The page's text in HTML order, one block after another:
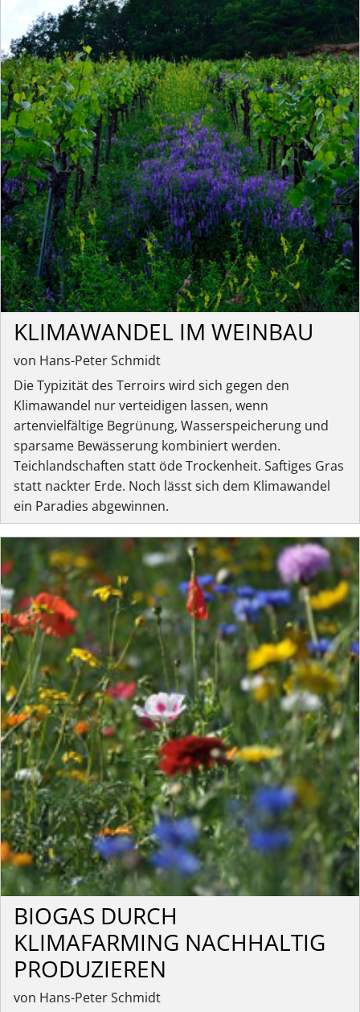
KLIMAWANDEL IM WEINBAU
von Hans-Peter Schmidt
Die Typizität des Terroirs wird sich gegen den
Klimawandel nur verteidigen lassen, wenn
artenvielfältige Begrünung, Wasserspeicherung und
sparsame Bewässerung kombiniert werden.
Teichlandschaften statt öde Trockenheit. Saftiges Gras
statt nackter Erde. Noch lässt sich dem Klimawandel
ein Paradies abgewinnen.
BIOGAS DURCH
KLIMAFARMING NACHHALTIG
PRODUZIEREN
von Hans-Peter Schmidt